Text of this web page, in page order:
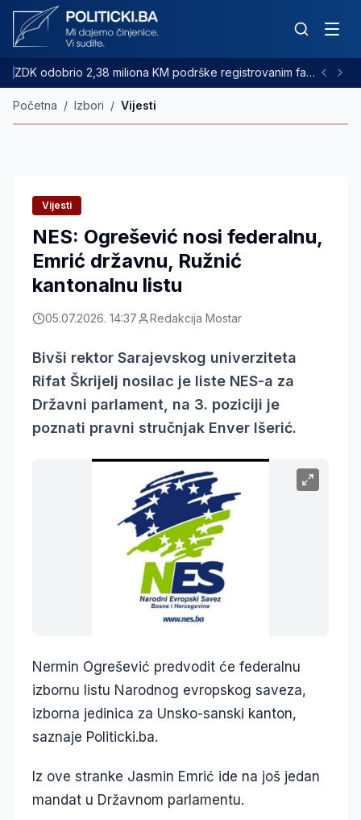
ZDK odobrio 2,38 miliona KM podrške registrovanim farmama goveda
Početna / Izbori / Vijesti
Vijesti
NES: Ogrešević nosi federalnu,
Emrić državnu, Ružnić
kantonalnu listu
05.07.2026. 14:37 Redakcija Mostar
Bivši rektor Sarajevskog univerziteta
Rifat Škrijelj nosilac je liste NES-a za
Državni parlament, na 3. poziciji je
poznati pravni stručnjak Enver Išerić.
Nermin Ogrešević predvodit će federalnu
izbornu listu Narodnog evropskog saveza,
izborna jedinica za Unsko-sanski kanton,
saznaje Politicki.ba.
Iz ove stranke Jasmin Emrić ide na još jedan
mandat u Državnom parlamentu.